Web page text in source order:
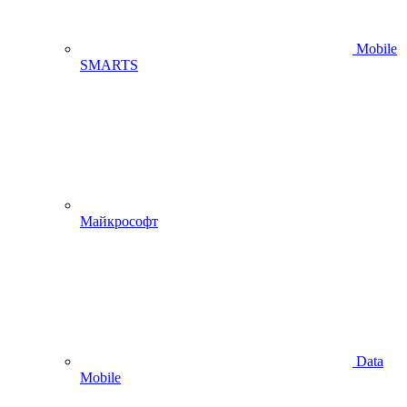
Mobile
SMARTS
Майкрософт
Data
Mobile